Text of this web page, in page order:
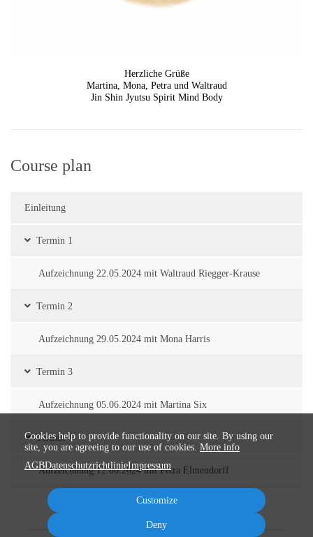
Herzliche Grüße
Martina, Mona, Petra und Waltraud
Jin Shin Jyutsu Spirit Mind Body
Course plan
Einleitung
Termin 1
Aufzeichnung 22.05.2024 mit Waltraud Riegger-Krause
Termin 2
Aufzeichnung 29.05.2024 mit Mona Harris
Termin 3
Aufzeichnung 05.06.2024 mit Martina Six
Termin 4
Aufzeichnung 12.06.2024 mit Petra Elmendorff
Cookies help to provide functionality on our site. By using our
site, you are agreeing to our use of cookies. More info
AGBDatenschutzrichtlinieImpressum
Customize
Deny